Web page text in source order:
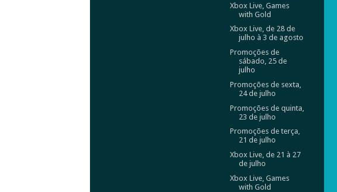
Xbox Live, Games
with Gold
Xbox Live, de 28 de
julho à 3 de agosto
Promoções de
sábado, 25 de
julho
Promoções de sexta,
24 de julho
Promoções de quinta,
23 de julho
Promoções de terça,
21 de julho
Xbox Live, de 21 à 27
de julho
Xbox Live, Games
with Gold